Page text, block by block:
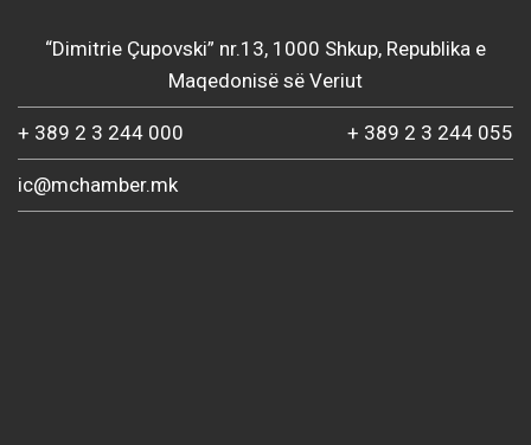
“Dimitrie Çupovski” nr.13, 1000 Shkup, Republika e
Maqedonisë së Veriut
+ 389 2 3 244 000 + 389 2 3 244 055
ic@mchamber.mk